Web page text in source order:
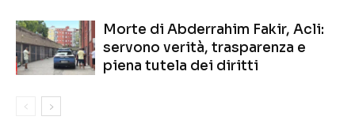
Morte di Abderrahim Fakir, Acli:
servono verità, trasparenza e
piena tutela dei diritti